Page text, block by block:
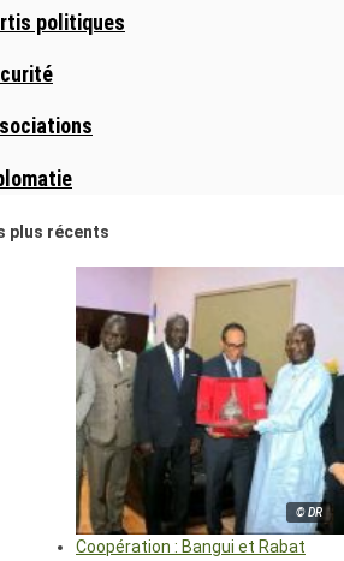
politiques
plus récents
© DR
Coopération : Bangui et Rabat